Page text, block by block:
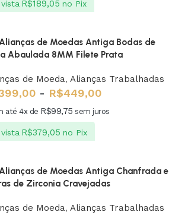
vista R$189,05 no Pix
de Moedas Antiga Bodas de
Abaulada 8MM Filete Prata
de Moeda, Alianças Trabalhadas
- R$449,00
até 4x de R$99,75 sem juros
vista R$379,05 no Pix
de Moedas Antiga Chanfrada e
de Zirconia Cravejadas
de Moeda, Alianças Trabalhadas